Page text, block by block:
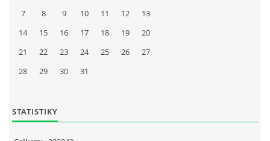
7
8 9 10 11 12
13
14
15 16 17 18 19
20
21
22 23 24 25 26
27
28
29 30 31
STATISTIKY